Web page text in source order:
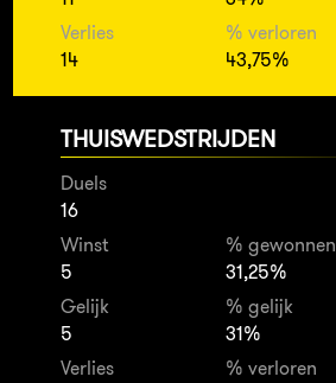
Verlies
14
% verloren
43,75%
THUISWEDSTRIJDEN
Duels
16
Winst
5
% gewonnen
31,25%
Gelijk
5
% gelijk
31%
Verlies
% verloren